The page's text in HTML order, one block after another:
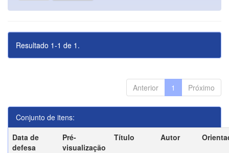
Resultado 1-1 de 1.
Anterior 1 Próximo
Conjunto de itens:
Data de
defesa
Pré-
visualização
Título Autor